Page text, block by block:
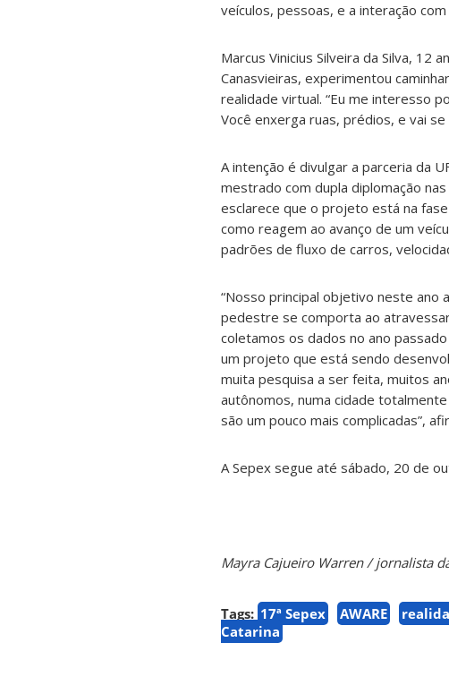
veículos, pessoas, e a interação
Marcus Vinicius Silveira da Silva, 12
Canasvieiras, experimentou
realidade virtual. “Eu me interesso
Você enxerga ruas, prédios, e vai
A intenção é divulgar a parceria da
mestrado com dupla diplomação
esclarece que o projeto está na
como reagem ao avanço de um
padrões de fluxo de carros,
“Nosso principal objetivo neste ano
pedestre se comporta ao
coletamos os dados no ano
um projeto que está sendo
muita pesquisa a ser feita, muitos
autônomos, numa cidade
são um pouco mais complicadas”,
A Sepex segue até sábado, 20 de
Mayra Cajueiro Warren / jornalista
Tags: 17ª Sepex AWARE
Catarina